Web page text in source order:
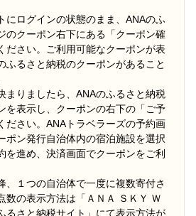
にログインの状態のまま、ANAのふ
のクーポン右下にある「クーポン確
ださい。ご利用可能なクーポンが表
ふるさと納税のクーポンがあること
まりましたら、ANAのふるさと納税
を表示し、クーポンの右下の「ご予
ださい。ANAトラベラーズの予約画
ポン発行自治体内の宿泊施設を選択
を進め、決済画面でクーポンをご利
１つの自治体で一度に複数寄付さ
数の表示方法は「ＡＮＡ ＳＫＹ Ｗ
るさと納税サイト」にて表示方法が